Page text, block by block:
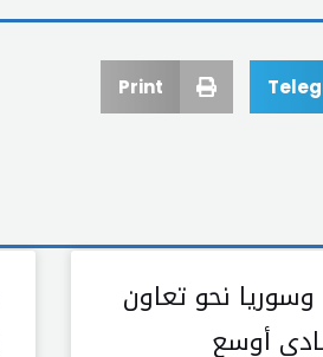
Print
وسوريا نحو تعاون
أوسع